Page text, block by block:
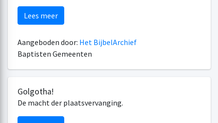
Lees meer
Aangeboden door: Het BijbelArchief
Baptisten Gemeenten
Golgotha!
De macht der plaatsvervanging.